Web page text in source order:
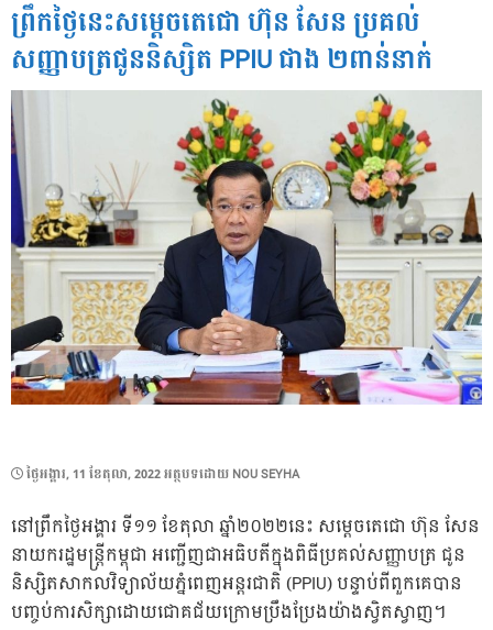
ព្រឹកថ្ងៃនេះសម្តេចតេជោ ហ៊ុន សែន ប្រគល់
សញ្ញាបត្រជូននិស្សិត PPIU ជាង ២ពាន់នាក់
POSTED
ថ្ងៃ​អង្គារ, 11 ខែ​តុលា, 2022អត្ថបទដោយ NOU SEYHA
នៅព្រឹកថ្ងៃអង្គារ ទី១១ ខែតុលា ឆ្នាំ២០២២នេះ សម្តេចតេជោ ហ៊ុន សែន
នាយករដ្ឋមន្ត្រីកម្ពុជា អញ្ជើញជាអធិបតីក្នុងពិធីប្រគល់សញ្ញាបត្រ ជូន
និស្សិតសាកលវិទ្យាល័យភ្នំពេញអន្តរជាតិ (PPIU) បន្ទាប់ពីពួកគេបាន
បញ្ចប់ការសិក្សាដោយជោគជ័យក្រោមប្រឹងប្រែងយ៉ាងស្វិតស្វាញ។